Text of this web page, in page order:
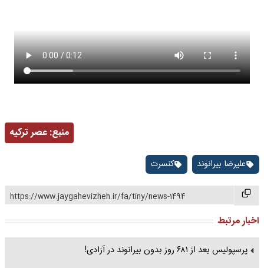
منبع:عصر ترکیه
علیرضا بیرانوند کنسرت
https://www.jaygahevizheh.ir/fa/tiny/news-1494
اخبار مرتبط
پرسپولیس بعد از ۶۸۱ روز بدون بیرانوند در آزادی!